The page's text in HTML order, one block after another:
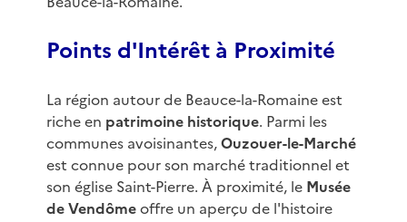
Points d'Intérêt à Proximité
La région autour de Beauce-la-Romaine est
riche en patrimoine historique. Parmi les
communes avoisinantes,Ouzouer-le-Marché
est connue pour son marché traditionnel et
son église Saint-Pierre. À proximité, le Musée
de Vendômeoffre un aperçu de l'histoire